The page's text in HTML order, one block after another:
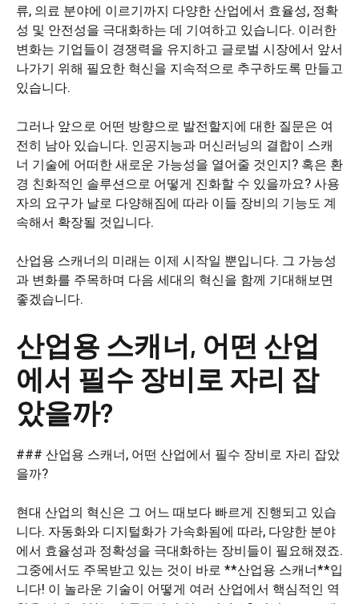
류, 의료 분야에 이르기까지 다양한 산업에서 효율성, 정확
성 및 안전성을 극대화하는 데 기여하고 있습니다. 이러한
변화는 기업들이 경쟁력을 유지하고 글로벌 시장에서 앞서
나가기 위해 필요한 혁신을 지속적으로 추구하도록 만들고
있습니다.
그러나 앞으로 어떤 방향으로 발전할지에 대한 질문은 여
전히 남아 있습니다. 인공지능과 머신러닝의 결합이 스캐
너 기술에 어떠한 새로운 가능성을 열어줄 것인지? 혹은 환
경 친화적인 솔루션으로 어떻게 진화할 수 있을까요? 사용
자의 요구가 날로 다양해짐에 따라 이들 장비의 기능도 계
속해서 확장될 것입니다.
산업용 스캐너의 미래는 이제 시작일 뿐입니다. 그 가능성
과 변화를 주목하며 다음 세대의 혁신을 함께 기대해보면
좋겠습니다.
산업용 스캐너, 어떤 산업
에서 필수 장비로 자리 잡
았을까?
### 산업용 스캐너, 어떤 산업에서 필수 장비로 자리 잡았
을까?
현대 산업의 혁신은 그 어느 때보다 빠르게 진행되고 있습
니다. 자동화와 디지털화가 가속화됨에 따라, 다양한 분야
에서 효율성과 정확성을 극대화하는 장비들이 필요해졌죠.
그중에서도 주목받고 있는 것이 바로 **산업용 스캐너**입
니다! 이 놀라운 기술이 어떻게 여러 산업에서 핵심적인 역